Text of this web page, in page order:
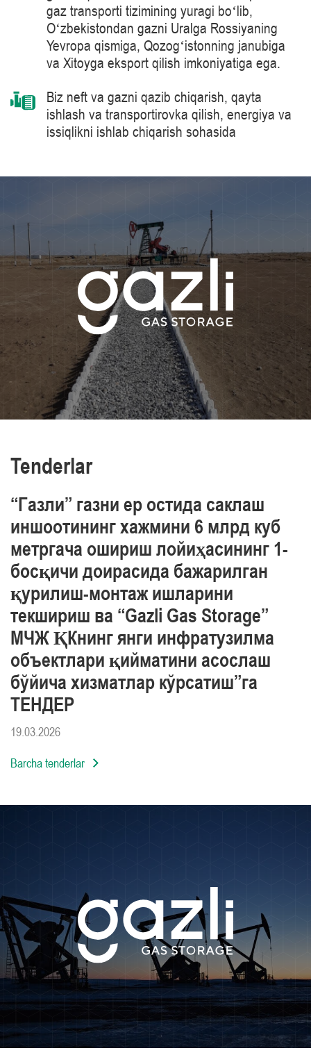
gaz transporti tizimining yuragi boʻlib,
Oʻzbekistondan gazni Uralga Rossiyaning
Yevropa qismiga, Qozogʻistonning janubiga
va Xitoyga eksport qilish imkoniyatiga ega.
Biz neft va gazni qazib chiqarish, qayta
ishlash va transportirovka qilish, energiya va
issiqlikni ishlab chiqarish sohasida
MVt quvvatga ega bo‘lgan gaz haydash
agregatlari kabi tabiiy gazni tayyorlash va
tashish jarayonlarida ilg‘or texnologiyalarni
qo‘llaymiz.
Bilimlar darajasini muntazam oshirib boramiz
va sanoat xavfsizligi, mehnat va atrof-muhit
muhofazasini ta’minlaymiz
O‘z xodimlarimizning professionalizmini yuqori
darajasi bilan ajralib turamiz
Tenderlar
“Газли” газни ер остида саклаш
иншоотининг хажмини 6 млрд куб
метргача ошириш лойиҳасининг 1-
босқичи доирасида бажарилган
қурилиш-монтаж ишларини
текшириш ва “Gazli Gas Storage”
МЧЖ ҚКнинг янги инфратузилма
объектлари қийматини асослаш
бўйича хизматлар кўрсатиш”га
ТЕНДЕР
19.03.2026
Barcha tenderlar